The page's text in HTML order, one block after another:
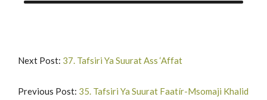
Next Post: 37. Tafsiri Ya Suurat Ass ‘Affat
Previous Post: 35. Tafsiri Ya Suurat Faatír-Msomaji Khalid